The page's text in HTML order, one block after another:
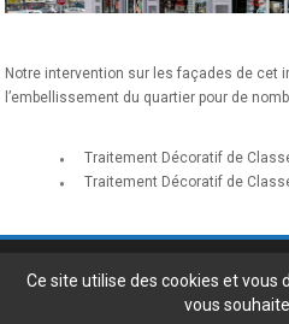
Notre intervention sur les façades de cet
l’embellissement du quartier pour de
Traitement Décoratif de
Traitement Décoratif de
3, impasse du
Ce site utilise des cookies et vous
vous